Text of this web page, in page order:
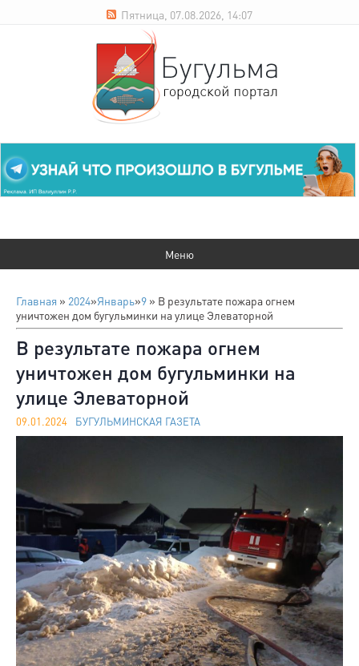
Пятница, 07.08.2026, 14:07
Главная » 2024»Январь»9 » В результате пожара огнем
уничтожен дом бугульминки на улице Элеваторной
В результате пожара огнем
уничтожен дом бугульминки на
улице Элеваторной
09.01.2024 БУГУЛЬМИНСКАЯ ГАЗЕТА